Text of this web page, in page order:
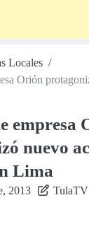
Locales
Orión
empresa
nuevo
Lima
2013 TulaTV